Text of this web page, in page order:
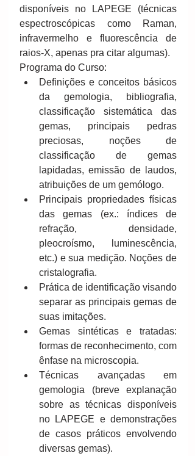
disponíveis no LAPEGE (técnicas
espectroscópicas como Raman,
infravermelho e fluorescência de
raios-X, apenas pra citar algumas).
Programa do Curso:
Definições e conceitos básicos
da gemologia, bibliografia,
classificação sistemática das
gemas, principais pedras
preciosas, noções de
classificação de gemas
lapidadas, emissão de laudos,
atribuições de um gemólogo.
Principais propriedades físicas
das gemas (ex.: índices de
refração, densidade,
pleocroísmo, luminescência,
etc.) e sua medição. Noções de
cristalografia.
Prática de identificação visando
separar as principais gemas de
suas imitações.
Gemas sintéticas e tratadas:
formas de reconhecimento, com
ênfase na microscopia.
Técnicas avançadas em
gemologia (breve explanação
sobre as técnicas disponíveis
no LAPEGE e demonstrações
de casos práticos envolvendo
diversas gemas).